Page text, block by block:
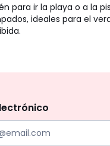
ir la playa o a la
ideales para el